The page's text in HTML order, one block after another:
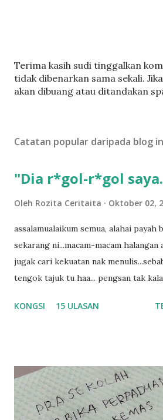
C
a
t
l
Terima kasih sudi tinggalkan
tidak dibenarkan sama sekali.
akan dibuang atau ditandakan
Catatan popular daripada blog
"Dia r*gol-r*gol
Oleh Rozita Ceritaita Oktober 02,
assalamualaikum semua, alahai payah
sekarang ni...macam-macam halangan
jugak cari kekuatan nak
tengok tajuk tu haa... pengsan tak
tau? yang sebut tu anak aku....diulangi
balik keja aku ajak la shah singgah
sikit...dalam perjalanan dari dalam
kami memang akan pimpin anak-anak
KONGSI 15 ULASAN